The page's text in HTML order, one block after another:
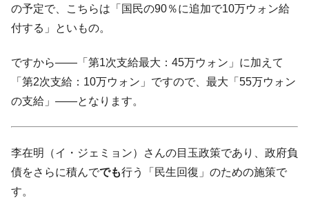
借入金が約8兆。信用格付け「ネガティブ」にダウン
『Money1』
韓国株式市場･暗黒の火曜日。サーキットブ
Fact1
日本の誇る海洋資源調査船『白嶺』は先進技術の
塊！
Fact1
夏の甲子園、優勝校を最も多く輩出している都道
Fact1 今話題の「楽天ライオンズ」とは？
Fact1 奇跡の毛色「白毛馬」とは？
Fact1
の予定で、こちらは「国民の90％に追加で10万ウォン給
付する」といもの。
ですから――「第1次支給最大：45万ウォン」に加えて
「第2次支給：10万ウォン」ですので、最大「55万ウォン
の支給」――となります。
李在明（イ・ジェミョン）さんの目玉政策であり、政府負
債をさらに積んででも行う「民生回復」のための施策で
す。